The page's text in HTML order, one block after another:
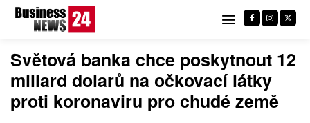
Světová banka chce poskytnout 12
miliard dolarů na očkovací látky
proti koronaviru pro chudé země